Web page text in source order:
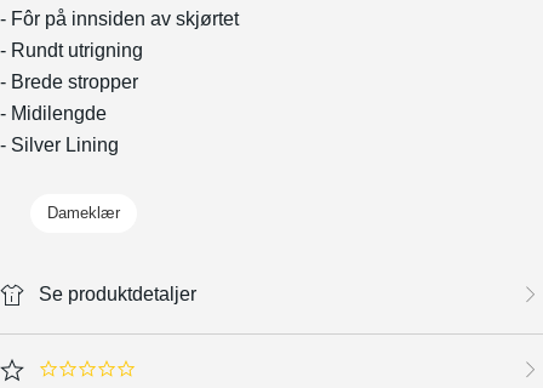
- Fôr på innsiden av skjørtet
- Rundt utrigning
- Brede stropper
- Midilengde
- Silver Lining
Dameklær
Se produktdetaljer
0.0 star rating